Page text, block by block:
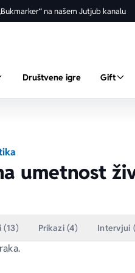
na našem Jutjub kanalu
Društvene igre Gift
umetnost
(13) Prikazi (4) Intervjui